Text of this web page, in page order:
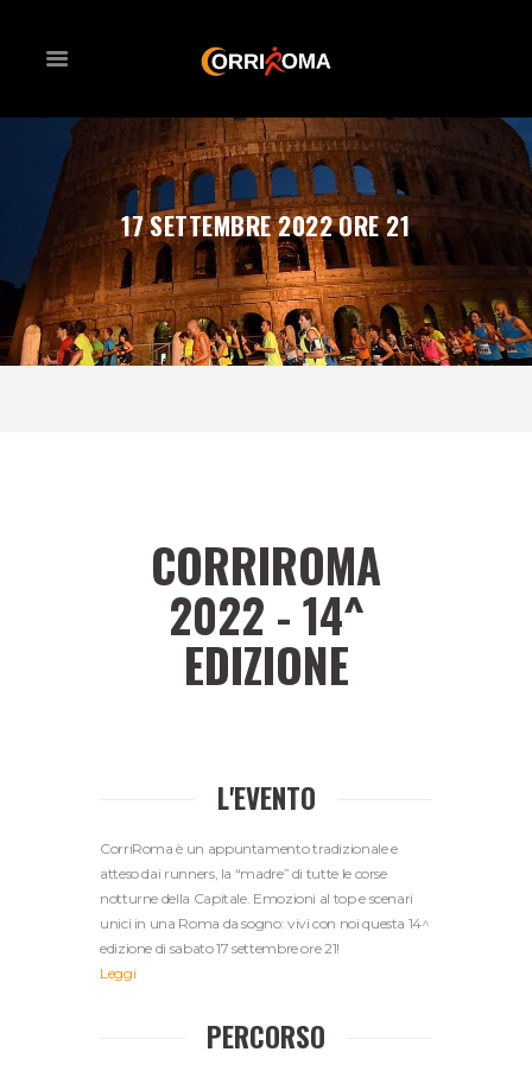
17 SETTEMBRE 2022 ORE 21
CORRIROMA
2022 - 14^
EDIZIONE
L'EVENTO
CorriRoma è un appuntamento tradizionale e
atteso dai runners, la “madre” di tutte le corse
notturne della Capitale. Emozioni al top e scenari
unici in una Roma da sogno: vivi con noi questa 14^
edizione di sabato 17 settembre ore 21!
Leggi
PERCORSO